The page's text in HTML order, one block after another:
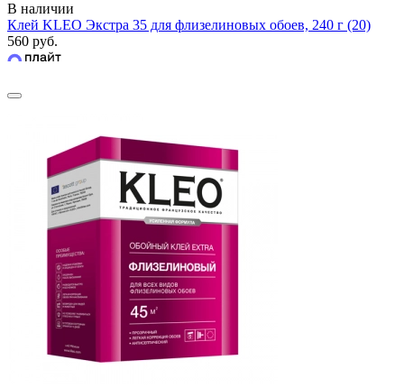
В наличии
Клей KLEO Экстра 35 для флизелиновых обоев, 240 г (20)
560 руб.